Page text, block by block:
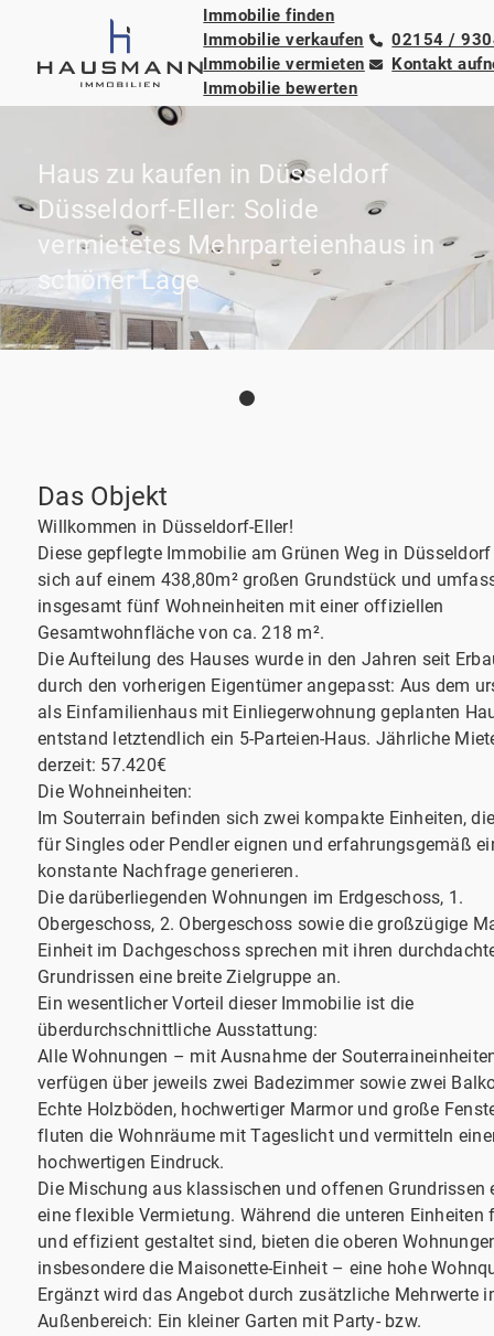
Immobilie finden
Immobilie verkaufen
Immobilie vermieten
Immobilie bewerten
02154 /
Kontakt
Haus zu kaufen in Düsseldorf
Düsseldorf-Eller: Solide
vermietetes Mehrparteienhaus in
schöner Lage
Das Objekt
Willkommen in Düsseldorf-Eller!
Diese gepflegte Immobilie am Grünen Weg in
sich auf einem 438,80m² großen Grundstück und
insgesamt fünf Wohneinheiten mit einer offiziellen
Gesamtwohnfläche von ca. 218 m².
Die Aufteilung des Hauses wurde in den Jahren seit
durch den vorherigen Eigentümer angepasst: Aus dem
als Einfamilienhaus mit Einliegerwohnung geplanten
entstand letztendlich ein 5-Parteien-Haus. Jährliche
derzeit: 57.420€
Die Wohneinheiten:
Im Souterrain befinden sich zwei kompakte Einheiten,
für Singles oder Pendler eignen und erfahrungsgemäß
konstante Nachfrage generieren.
Die darüberliegenden Wohnungen im Erdgeschoss, 1.
Obergeschoss, 2. Obergeschoss sowie die großzügige
Einheit im Dachgeschoss sprechen mit ihren
Grundrissen eine breite Zielgruppe an.
Ein wesentlicher Vorteil dieser Immobilie ist die
überdurchschnittliche Ausstattung:
Alle Wohnungen – mit Ausnahme der
verfügen über jeweils zwei Badezimmer sowie zwei
Echte Holzböden, hochwertiger Marmor und große
fluten die Wohnräume mit Tageslicht und vermitteln
hochwertigen Eindruck.
Die Mischung aus klassischen und offenen Grundrissen
eine flexible Vermietung. Während die unteren Einheiten
und effizient gestaltet sind, bieten die oberen
insbesondere die Maisonette-Einheit – eine hohe
Ergänzt wird das Angebot durch zusätzliche Mehrwerte
Außenbereich: Ein kleiner Garten mit Party- bzw.